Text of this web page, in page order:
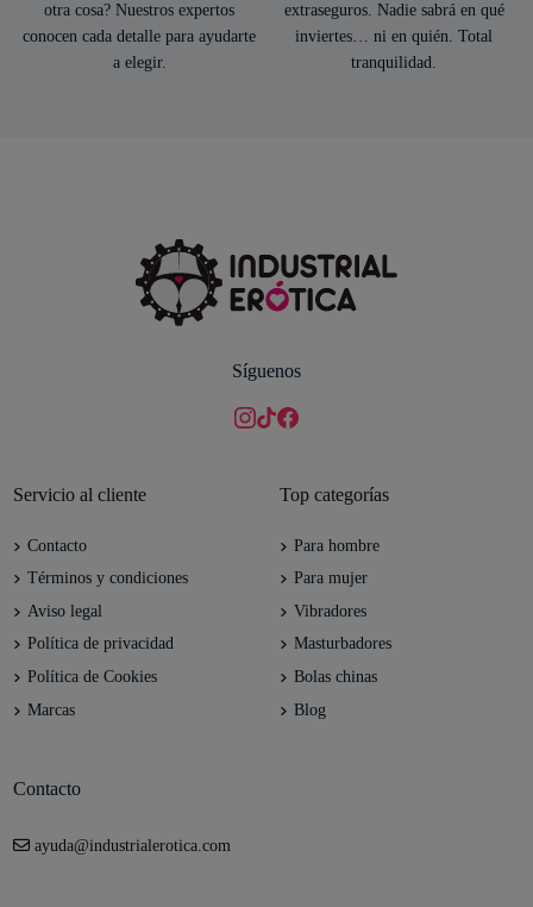
otra cosa? Nuestros expertos
conocen cada detalle para ayudarte
a elegir.
extraseguros. Nadie sabrá en qué
inviertes… ni en quién. Total
tranquilidad.
Síguenos
Servicio al cliente
Contacto
Términos y condiciones
Aviso legal
Política de privacidad
Política de Cookies
Marcas
Top categorías
Para hombre
Para mujer
Vibradores
Masturbadores
Bolas chinas
Blog
Contacto
ayuda@industrialerotica.com